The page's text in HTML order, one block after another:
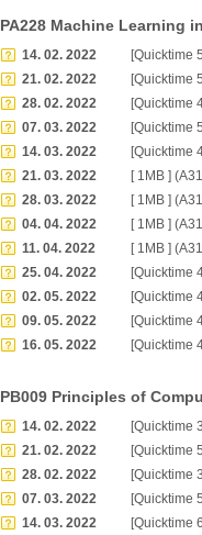
PA228 Machine Learning
14. 02. 2022
[Quicktime
21. 02. 2022
[Quicktime
28. 02. 2022
[Quicktime
07. 03. 2022
[Quicktime
14. 03. 2022
[Quicktime
21. 03. 2022
[ 1MB ]
28. 03. 2022
[ 1MB ]
04. 04. 2022
[ 1MB ]
11. 04. 2022
[ 1MB ]
25. 04. 2022
[Quicktime
02. 05. 2022
[Quicktime
09. 05. 2022
[Quicktime
16. 05. 2022
[Quicktime
PB009 Principles of
14. 02. 2022
[Quicktime
21. 02. 2022
[Quicktime
28. 02. 2022
[Quicktime
07. 03. 2022
[Quicktime
14. 03. 2022
[Quicktime